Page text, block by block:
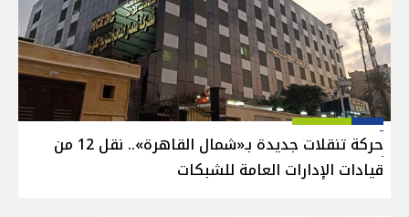
حركة تنقلات جديدة بـ«شمال القاهرة».. نقل 12 من
قيادات الإدارات العامة للشبكات